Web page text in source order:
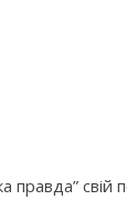
правда” свій